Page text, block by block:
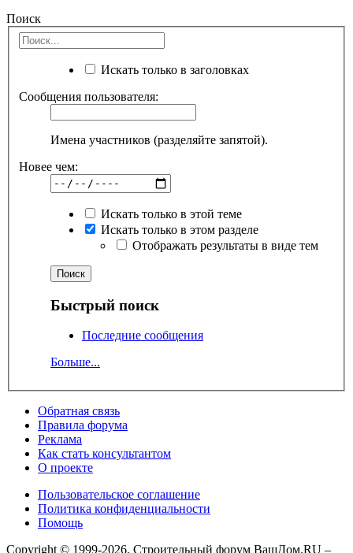
Поиск
Искать только в заголовках
Сообщения пользователя:
Имена участников (разделяйте запятой).
Новее чем:
Искать только в этой теме
Искать только в этом разделе
Отображать результаты в виде тем
Быстрый поиск
Последние сообщения
Больше...
Обратная связь
Правила форума
Реклама
Как стать консультантом
О проекте
Пользовательское соглашение
Политика конфиденциальности
Помощь
Copyright © 1999-2026, Строительный форум ВашДом.RU –